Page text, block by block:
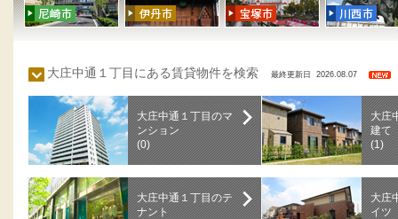
大庄中通１丁目にある賃貸物件を検索 最終更新日 2026.08.07
大庄中通１丁目のマ
ンション
(0)
大庄
建て
(1)
大庄中通１丁目のテ
ナント
大庄
イツ